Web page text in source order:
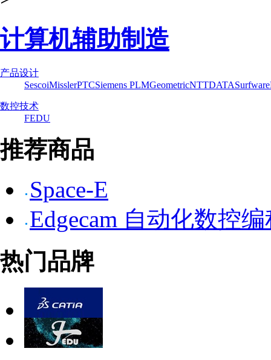
计算机辅助制造
产品设计
SescoiMisslerPTCSiemens PLMGeometricNTTDATASurfware
数控技术
FEDU
推荐商品
Space-E
Edgecam 自动化数控
热门品牌